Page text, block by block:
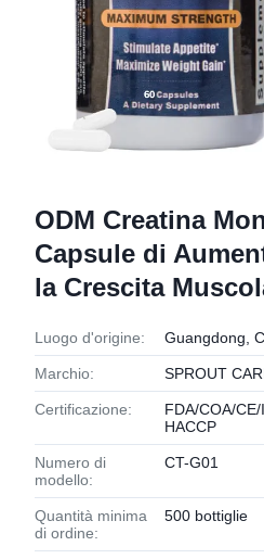
ODM Creatina
Capsule di
la Crescita
Luogo d'origine: Guangdong,
Marchio: SPROUT
Certificazione:
FDA/COA/
HACCP
Numero di
modello:
CT-G01
Quantità minima
di ordine:
500 bottiglie